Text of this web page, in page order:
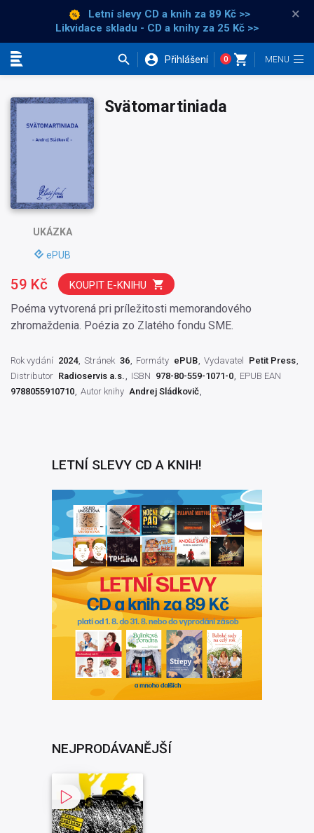
Letní slevy CD a knih za 89 Kč >>
Likvidace skladu - CD a knihy za 25 Kč >>
×
Přihlášení 0
UKÁZKA
ePUB
Svätomartiniada
Poéma vytvorená pri príležitosti memorandového
zhromaždenia. Poézia zo Zlatého fondu SME.
59 Kč KOUPIT E-KNIHU
Rok vydání 2024 Stránek 36 Formáty ePUB Vydavatel
Petit Press
Distributor Radioservis a.s. ISBN 978-80-559-1071-0
EPUB EAN
9788055910710 Autor knihy Andrej Sládkovič
LETNÍ SLEVY CD A KNIH!
NEJPRODÁVANĚJŠÍ